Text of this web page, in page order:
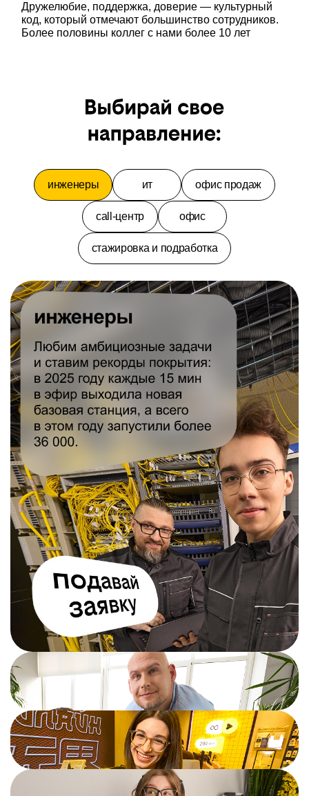
Дружелюбие, поддержка, доверие — культурный
код, который отмечают большинство сотрудников.
Более половины коллег с нами более 10 лет
инженеры ит офис продаж
call-центр офис
стажировка и подработка